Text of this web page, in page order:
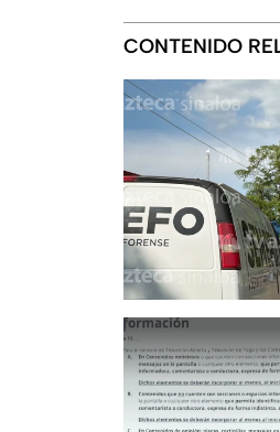
CONTENIDO